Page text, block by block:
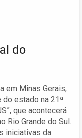
do
em Minas Gerais,
estado na 21ª
que acontecerá
Rio Grande do Sul.
iniciativas da